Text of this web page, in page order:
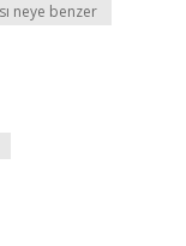
neye benzer